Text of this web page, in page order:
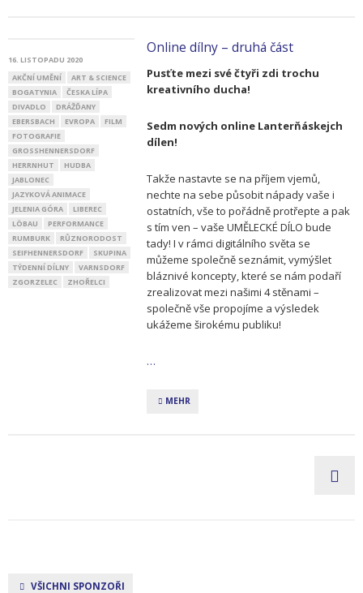
16. LISTOPADU 2020
AKČNÍ UMĚNÍ
ART & SCIENCE
BOGATYNIA
ČESKA LÍPA
DIVADLO
DRÁŽĎANY
EBERSBACH
EVROPA
FILM
FOTOGRAFIE
GROSSHENNERSDORF
HERRNHUT
HUDBA
JABLONEC
JAZYKOVÁ ANIMACE
JELENIA GÓRA
LIBEREC
LÖBAU
PERFORMANCE
RUMBURK
RŮZNORODOST
SEIFHENNERSDORF
SKUPINA
TÝDENNÍ DÍLNY
VARNSDORF
ZGORZELEC
ZHOŘELCI
Online dílny – druhá část
Pusťte mezi své čtyři zdi trochu
kreativního ducha!
Sedm nových online Lanterňáskejch
dílen!
Takže nastavte se na příjem vjemů,
nechte na sebe působit nápady vaše i
ostatních, vše to pořádně protřepte a pak
s tím ven – vaše UMĚLECKÉ DÍLO bude
tady! I v rámci digitálního světa se
můžeme společně seznámit, vymýšlet
bláznivé koncepty, které se nám podaří
zrealizovat mezi našimi 4 stěnami –
společně vše propojíme a výsledek
ukážeme širokému publiku!
…
MEHR
VŠICHNI SPONZOŘI